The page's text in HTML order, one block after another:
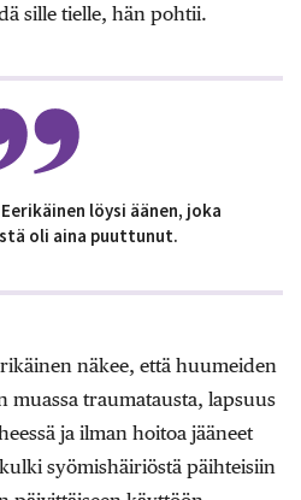
sille tielle, hän pohtii.
löysi äänen, joka
oli aina puuttunut.
näkee, että huumeiden
traumatausta, lapsuus
ja ilman hoitoa jääneet
syömishäiriöstä päihteisiin